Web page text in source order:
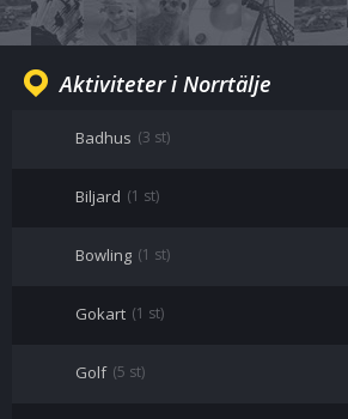
Aktiviteter i Norrtälje
Badhus (3 st)
Biljard (1 st)
Bowling (1 st)
Gokart (1 st)
Golf (5 st)